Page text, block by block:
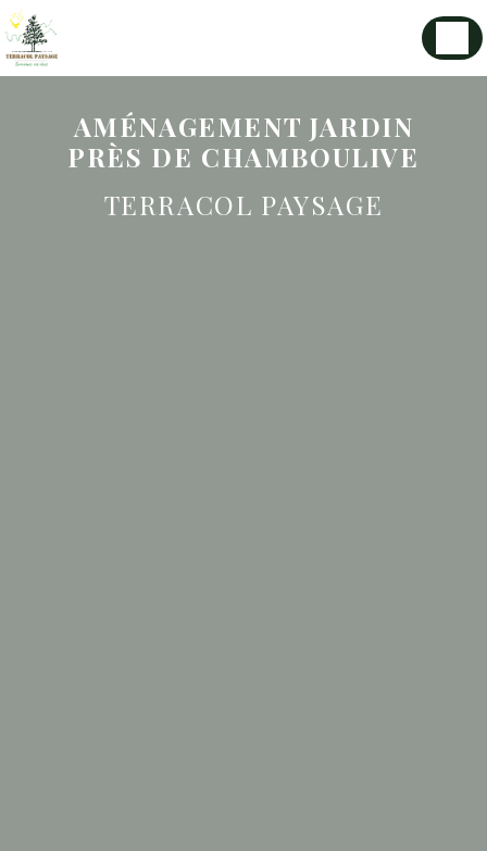
AMÉNAGEMENT JARDIN
PRÈS DE CHAMBOULIVE
TERRACOL PAYSAGE
Panneau de gestion des cookies